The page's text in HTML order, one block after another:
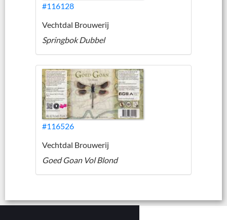
#116128
Vechtdal Brouwerij
Springbok Dubbel
#116526
Vechtdal Brouwerij
Goed Goan Vol Blond